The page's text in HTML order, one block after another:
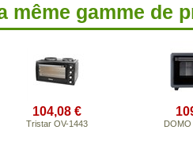
même gamme de
104,08 €
Tristar OV-1443